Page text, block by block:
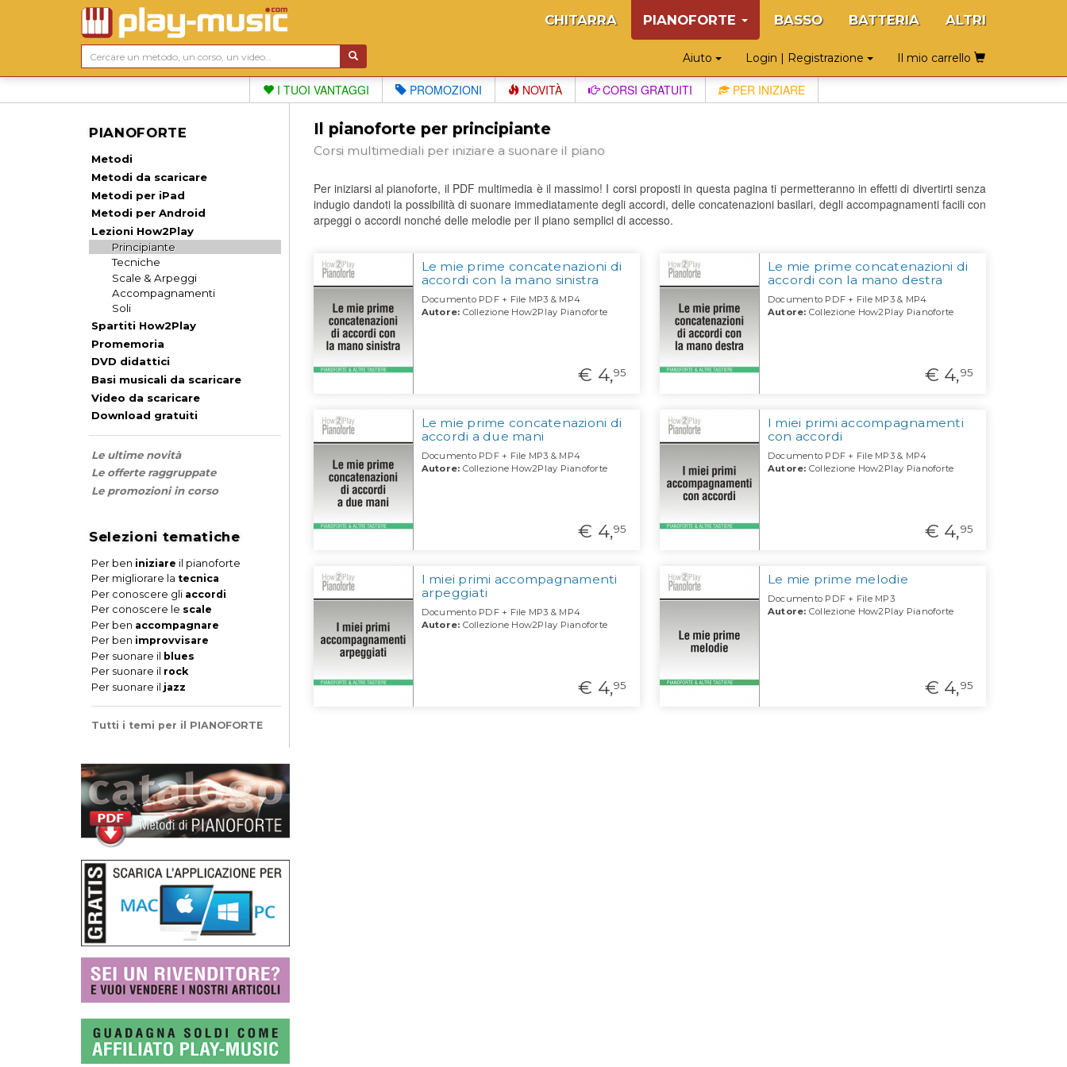
CHITARRA PIANOFORTE BASSO BATTERIA ALTRI
Aiuto Login | Registrazione Il mio carrello
I TUOI VANTAGGI PROMOZIONI NOVITÀ CORSI GRATUITI PER INIZIARE
PIANOFORTE
Metodi
Metodi da scaricare
Metodi per iPad
Metodi per Android
Lezioni How2Play
Principiante
Tecniche
Scale & Arpeggi
Accompagnamenti
Soli
Spartiti How2Play
Promemoria
DVD didattici
Basi musicali da scaricare
Video da scaricare
Download gratuiti
Le ultime novità
Le offerte raggruppate
Le promozioni in corso
Selezioni tematiche
Per ben iniziare il pianoforte
Per migliorare la tecnica
Per conoscere gli accordi
Per conoscere le scale
Per ben accompagnare
Per ben improvvisare
Per suonare il blues
Per suonare il rock
Per suonare il jazz
Tutti i temi per il PIANOFORTE
Il pianoforte per principiante
Corsi multimediali per iniziare a suonare il piano
Per iniziarsi al pianoforte, il PDF multimedia è il massimo! I corsi proposti in questa pagina ti permetteranno in effetti di divertirti senza
indugio dandoti la possibilità di suonare immediatamente degli accordi, delle concatenazioni basilari, degli accompagnamenti facili con
arpeggi o accordi nonché delle melodie per il piano semplici di accesso.
Le mie prime concatenazioni di
accordi con la mano sinistra
Documento PDF + File MP3 & MP4
Autore: Collezione How2Play Pianoforte
€ 4,95
Le mie prime concatenazioni di
accordi con la mano destra
Documento PDF + File MP3 & MP4
Autore: Collezione How2Play Pianoforte
€ 4,95
Le mie prime concatenazioni di
accordi a due mani
Documento PDF + File MP3 & MP4
Autore: Collezione How2Play Pianoforte
€ 4,95
I miei primi accompagnamenti
con accordi
Documento PDF + File MP3 & MP4
Autore: Collezione How2Play Pianoforte
€ 4,95
I miei primi accompagnamenti
arpeggiati
Documento PDF + File MP3 & MP4
Autore: Collezione How2Play Pianoforte
€ 4,95
Le mie prime melodie
Documento PDF + File MP3
Autore: Collezione How2Play Pianoforte
€ 4,95